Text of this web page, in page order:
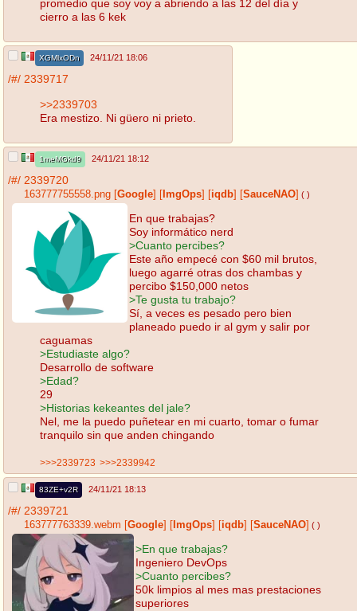
promedio que soy voy a abriendo a las 12 del día y
cierro a las 6 kek
XGMlxODn 24/11/21 18:06
/#/ 2339717
>>2339703
Era mestizo. Ni güero ni prieto.
1meMGkd9 24/11/21 18:12
/#/ 2339720
163777755558.png Google ImgOps iqdb SauceNAO ( )
En que trabajas?
Soy informático nerd
>Cuanto percibes?
Este año empecé con $60 mil brutos,
luego agarré otras dos chambas y
percibo $150,000 netos
>Te gusta tu trabajo?
Sí, a veces es pesado pero bien
planeado puedo ir al gym y salir por
caguamas
>Estudiaste algo?
Desarrollo de software
>Edad?
29
>Historias kekeantes del jale?
Nel, me la puedo puñetear en mi cuarto, tomar o fumar
tranquilo sin que anden chingando
>>>2339723 >>>2339942
83ZE+v2R 24/11/21 18:13
/#/ 2339721
163777763339.webm Google ImgOps iqdb SauceNAO ( )
>En que trabajas?
Ingeniero DevOps
>Cuanto percibes?
50k limpios al mes mas prestaciones
superiores